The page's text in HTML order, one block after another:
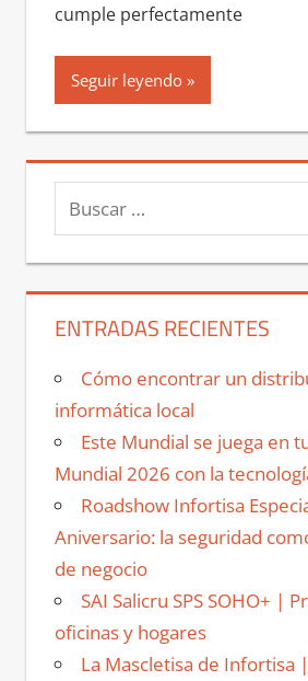
cumple perfectamente
Seguir leyendo
Buscar:
ENTRADAS RECIENTES
Cómo encontrar un
informática local
Este Mundial se juega en
Mundial 2026 con la
Roadshow Infortisa
Aniversario: la seguridad
de negocio
SAI Salicru SPS SOHO+ |
oficinas y hogares
La Mascletisa de Infortisa